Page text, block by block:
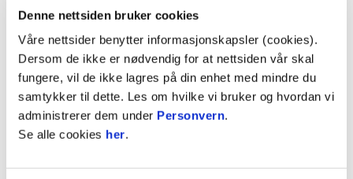
Denne nettsiden bruker cookies
Våre nettsider benytter informasjonskapsler (cookies).
Dersom de ikke er nødvendig for at nettsiden vår skal
fungere, vil de ikke lagres på din enhet med mindre du
samtykker til dette. Les om hvilke vi bruker og hvordan vi
administrerer dem under Personvern.
Se alle cookies her.
på et raid fra midtbanestreken som til slutt ender
innlegg fra dødlinjen smeller arbeidsjernet til med
høyrefoten og den sniker seg inn i nettmaskene
mellom beina til Strømmen-keeperen. Flott
scoring av høyrekanten.
Aleksander Melgalvis fikk vist frem flere gode